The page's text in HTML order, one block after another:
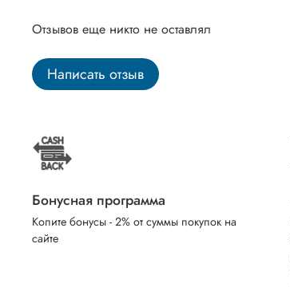
Отзывов еще никто не оставлял
Написать отзыв
Бонусная программа
Копите бонусы - 2% от суммы покупок на
сайте